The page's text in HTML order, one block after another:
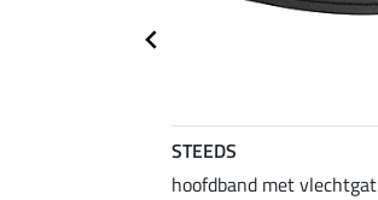
STEEDS
hoofdband met vlechtgat